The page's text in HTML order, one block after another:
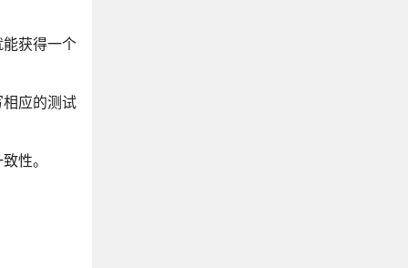
获得一个
应的测试
性。